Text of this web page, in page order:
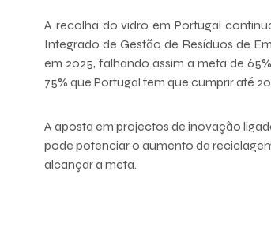
A recolha do vidro em Portugal
Integrado de Gestão de Resíduos de
em 2025, falhando assim a meta de
75% que Portugal tem que cumprir até
A aposta em projectos de inovação
pode potenciar o aumento da
alcançar a meta.